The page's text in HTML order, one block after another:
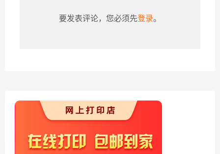
要发表评论，您必须先登录。